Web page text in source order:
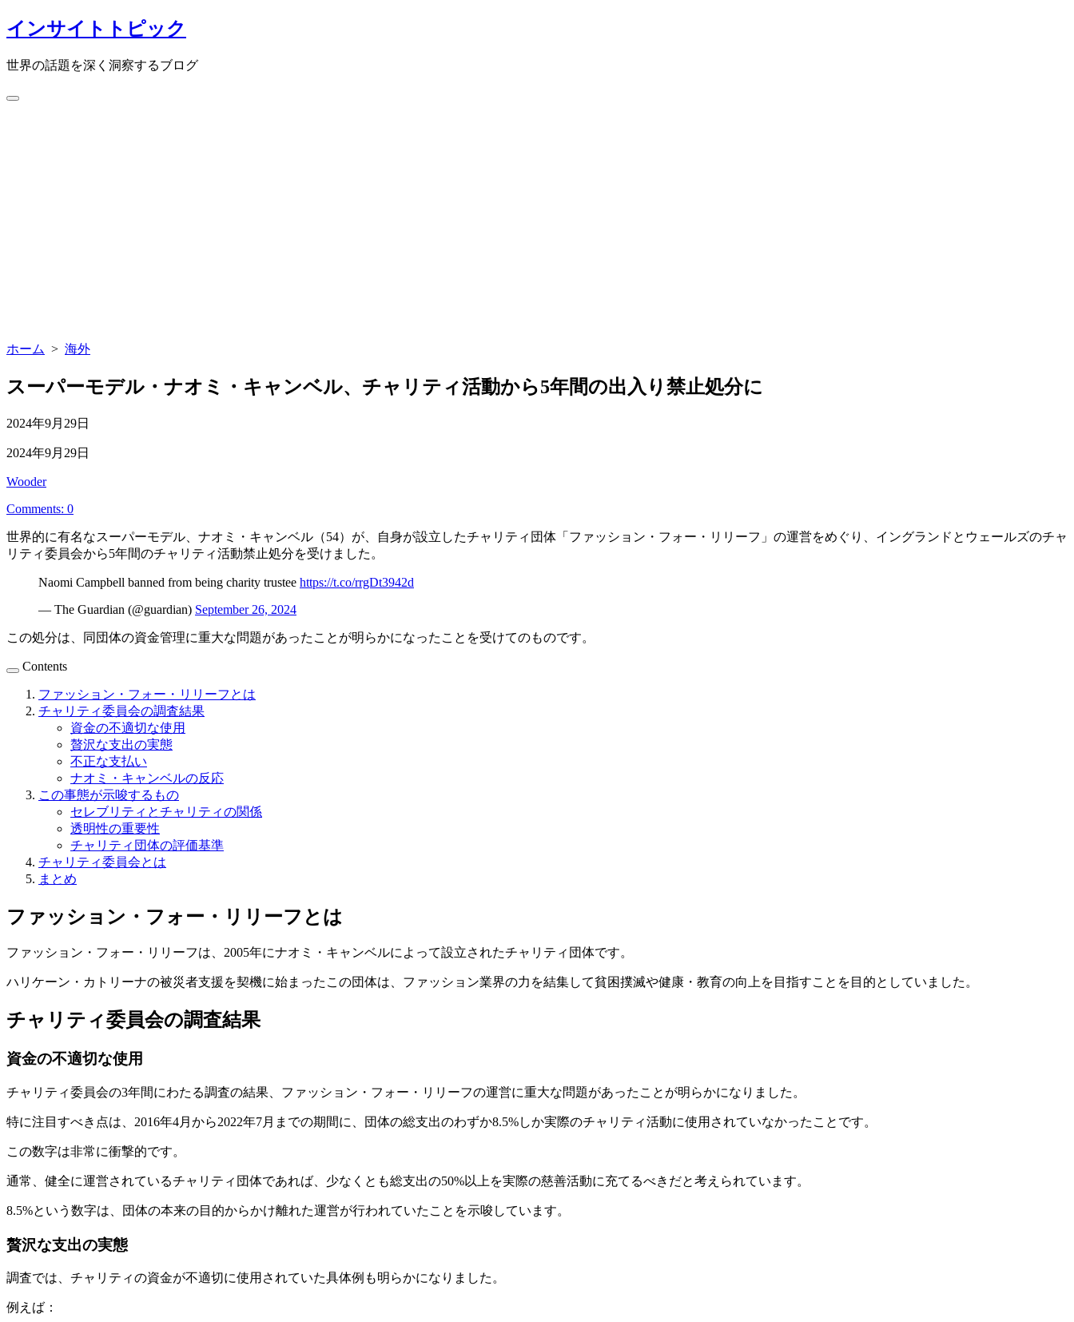
コ
ン
テ
ン
インサイトトピック
世界の話題を深く洞察するブログ
検
ホーム > 海外
スーパーモデル・ナオミ・キャンベル、チャリティ活動から5年間の出入り禁止処分に
公
日
2024年9月29日
最
更
新
日
2024年9月29日
投
者
Wooder
Comments: 0
世界的に有名なスーパーモデル、ナオミ・キャンベル（54）が、自身が設立したチャリティ団体「ファッション・フォー・リリーフ」の運営をめぐり、イングランドとウェールズのチャ
リティ委員会から5年間のチャリティ活動禁止処分を受けました。
Naomi Campbell banned from being charity trustee https://t.co/rrgDt3942d
— The Guardian (@guardian) September 26, 2024
この処分は、同団体の資金管理に重大な問題があったことが明らかになったことを受けてのものです。
Contents
ファッション・フォー・リリーフとは
チャリティ委員会の調査結果
資金の不適切な使用
贅沢な支出の実態
不正な支払い
ナオミ・キャンベルの反応
この事態が示唆するもの
セレブリティとチャリティの関係
透明性の重要性
チャリティ団体の評価基準
チャリティ委員会とは
まとめ
ファッション・フォー・リリーフとは
ファッション・フォー・リリーフは、2005年にナオミ・キャンベルによって設立されたチャリティ団体です。
ハリケーン・カトリーナの被災者支援を契機に始まったこの団体は、ファッション業界の力を結集して貧困撲滅や健康・教育の向上を目指すことを目的としていました。
チャリティ委員会の調査結果
資金の不適切な使用
チャリティ委員会の3年間にわたる調査の結果、ファッション・フォー・リリーフの運営に重大な問題があったことが明らかになりました。
特に注目すべき点は、2016年4月から2022年7月までの期間に、団体の総支出のわずか8.5%しか実際のチャリティ活動に使用されていなかったことです。
この数字は非常に衝撃的です。
通常、健全に運営されているチャリティ団体であれば、少なくとも総支出の50%以上を実際の慈善活動に充てるべきだと考えられています。
8.5%という数字は、団体の本来の目的からかけ離れた運営が行われていたことを示唆しています。
贅沢な支出の実態
調査では、チャリティの資金が不適切に使用されていた具体例も明らかになりました。
例えば：